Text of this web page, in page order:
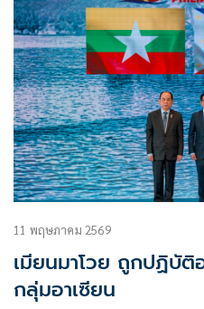
11 พฤษภาคม 2569
เมียนมาโวย ถูกปฏิบัติ
กลุ่มอาเซียน